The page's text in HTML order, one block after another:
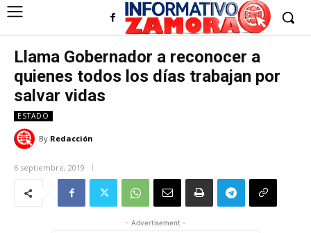
Llama Gobernador a reconocer a
quienes todos los días trabajan por
salvar vidas
ESTADO
By Redacción
6 septiembre, 2019
- Advertisement -